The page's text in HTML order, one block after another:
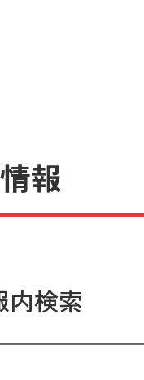
報
内検索